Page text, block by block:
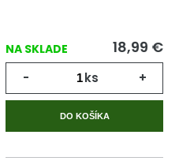
NA SKLADE 18,99 €
- ks +
DO KOŠÍKA